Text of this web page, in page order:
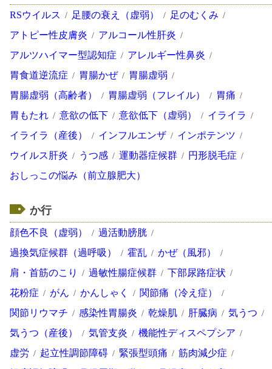
RSウイルス 足腰の衰え（虚弱）
足のむくみ
アトピー性皮膚炎
アルコール性肝炎
アルツハイマー型認知症
アレルギー性鼻炎
胃食道逆流症
胃腸かぜ
胃腸虚弱
胃腸虚弱（高齢者）
胃腸虚弱（フレイル）
胃痛
胃もたれ
意欲の低下 意欲低下（虚弱）
イライラ
イライラ（産後）
インフルエンザ
インポテンツ
ウイルス肝炎
うつ感 運動器症候群
円形脱毛症
おしっこの悩み（前立腺肥大）
か行
顔色不良（虚弱）
過活動膀胱
過換気症候群（過呼吸）
霍乱
かぜ（風邪）
肩・首筋のこり
過敏性腸症候群
下部尿路症状
花粉症
がん かんしゃく
関節痛（冷え症）
関節リウマチ
感染性胃腸炎 乾燥肌 肝臓病
気うつ
気うつ（産後）
気管支炎
機能性ディスペプシア
虚労
起立性調節障碍 緊張型頭痛
筋肉減少症